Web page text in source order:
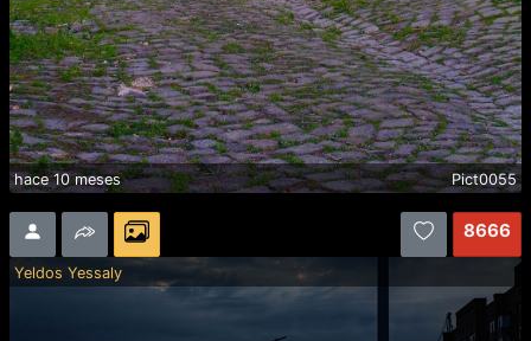
hace 10 meses Pict0055
8666
Yeldos Yessaly